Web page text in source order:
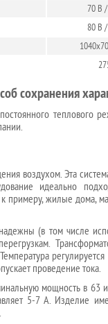
70 В
80 В
сохранения
теплового
воздухом. Эта
идеально
примеру, жилые дома,
(в том числе
проведение тока.
мощность в 63
5-7 А. Изделие